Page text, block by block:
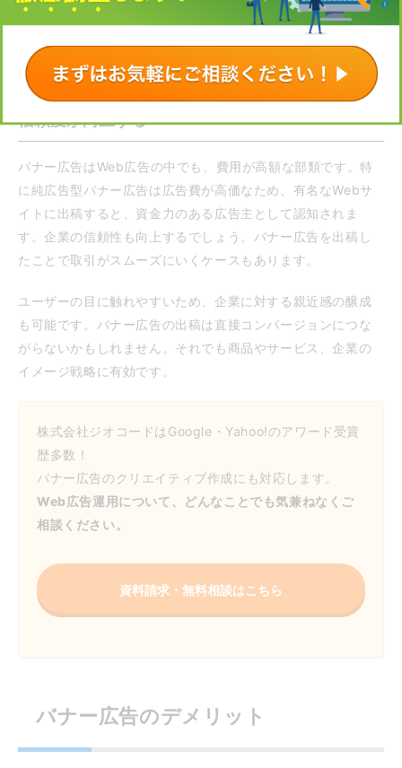
認知度やブランド力を向上させる企業が増えています。またB
toB（企業向け）のケースでも認知の向上を目的として動画広
告を配信する企業やブランドも増えてきました。
信頼度が向上する
バナー広告はWeb広告の中でも、費用が高額な部類です。特
に純広告型バナー広告は広告費が高価なため、有名なWebサ
イトに出稿すると、資金力のある広告主として認知されま
す。企業の信頼性も向上するでしょう。バナー広告を出稿し
たことで取引がスムーズにいくケースもあります。
ユーザーの目に触れやすいため、企業に対する親近感の醸成
も可能です。バナー広告の出稿は直接コンバージョンにつな
がらないかもしれません。それでも商品やサービス、企業の
イメージ戦略に有効です。
株式会社ジオコードはGoogle・Yahoo!のアワード受賞
歴多数！
バナー広告のクリエイティブ作成にも対応します。
Web広告運用について、どんなことでも気兼ねなくご
相談ください。
資料請求・無料相談はこちら
バナー広告のデメリット